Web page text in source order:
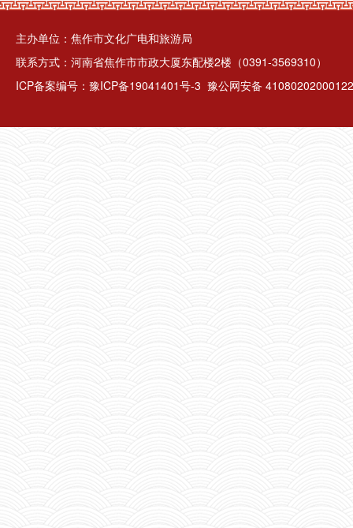
主办单位：焦作市文化广电和旅游局
联系方式：河南省焦作市市政大厦东配楼2楼（0391-3569310）
ICP备案编号： 豫ICP备19041401号-3 豫公网安备